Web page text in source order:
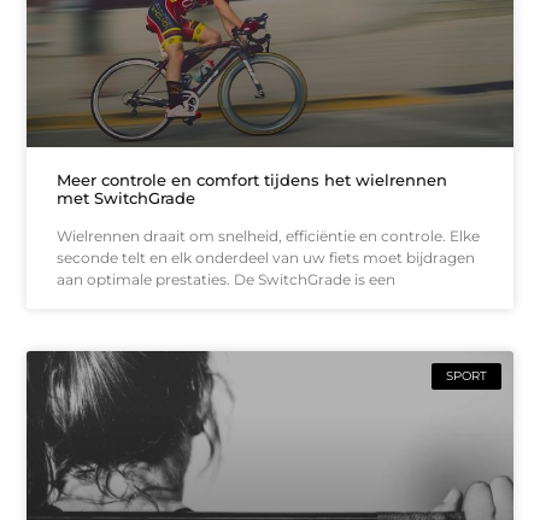
Meer controle en comfort tijdens het wielrennen
met SwitchGrade
Wielrennen draait om snelheid, efficiëntie en controle. Elke
seconde telt en elk onderdeel van uw fiets moet bijdragen
aan optimale prestaties. De SwitchGrade is een
SPORT